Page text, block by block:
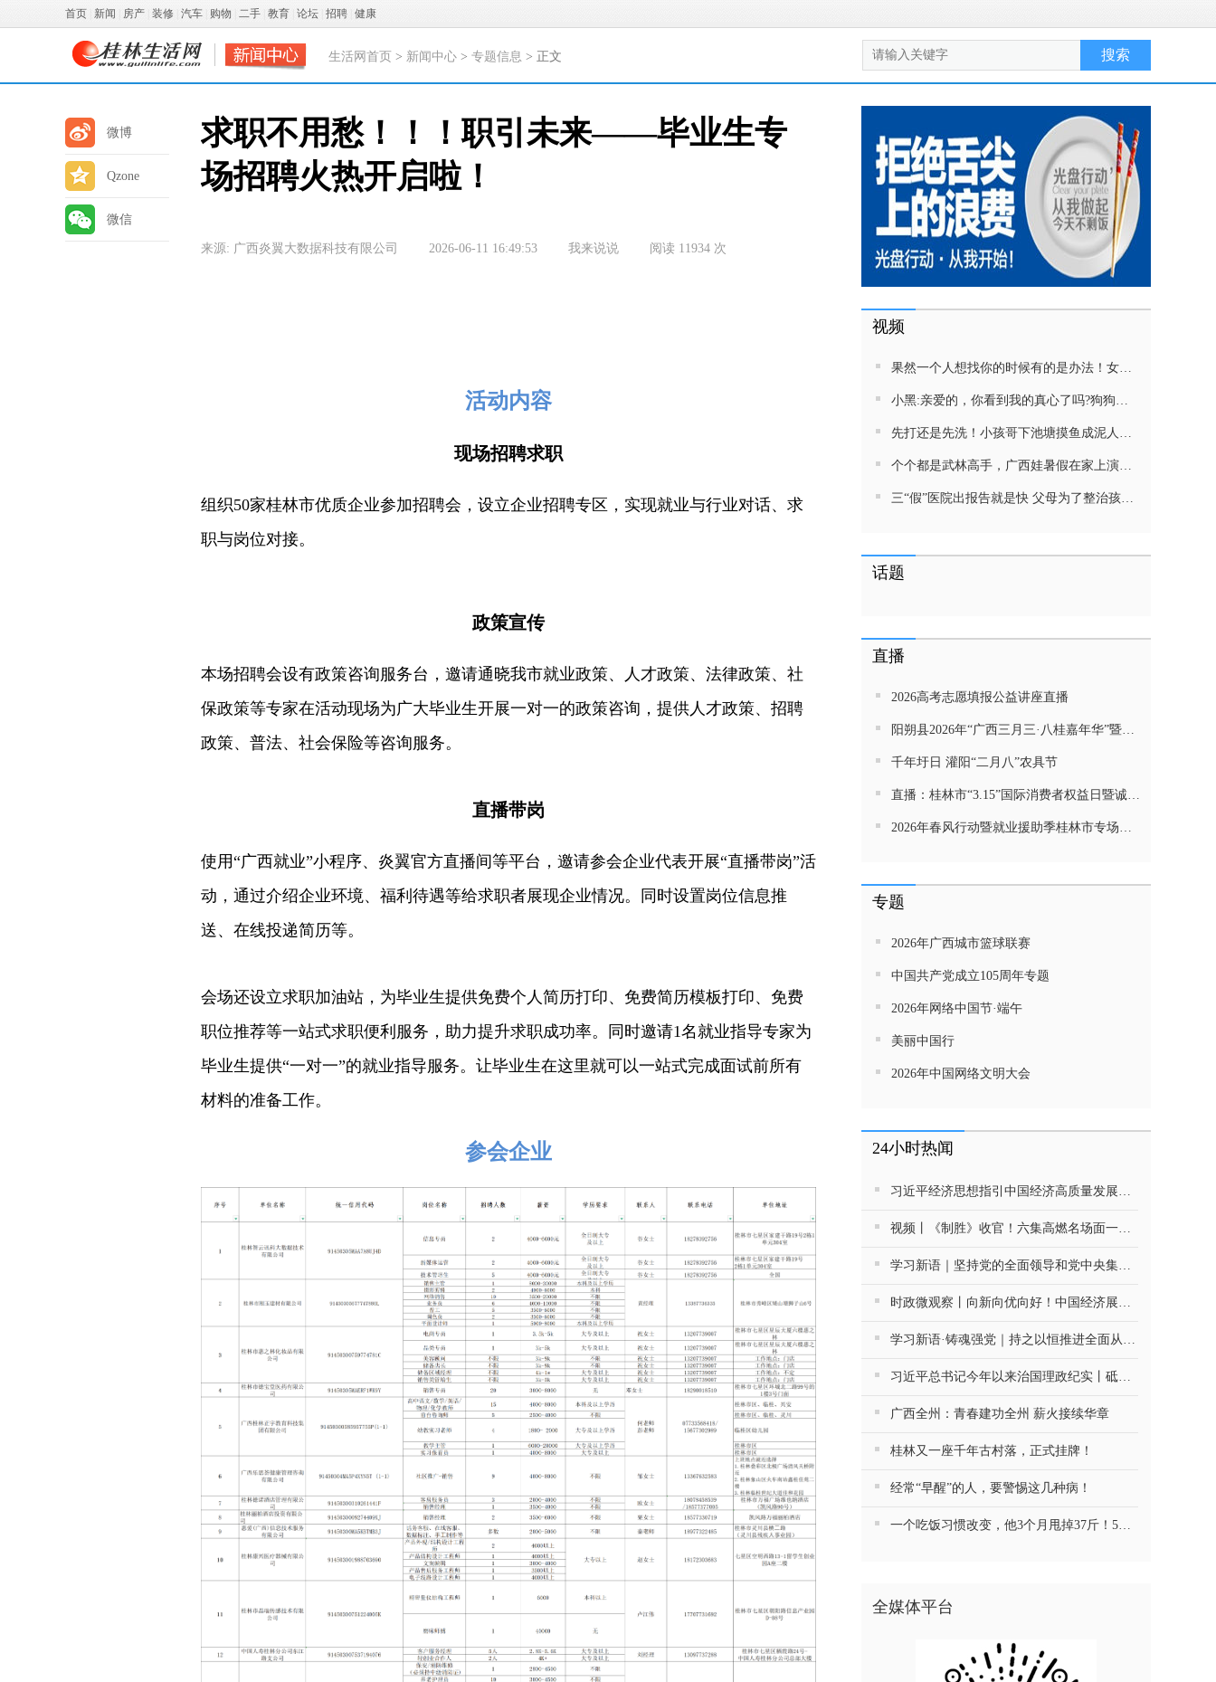
首页 新闻 房产 装修 汽车 购物 二手 教育 论坛 招聘 健康
生活网首页 > 新闻中心 > 专题信息 > 正文
微博
Qzone
微信
求职不用愁！！！职引未来——毕业生专
场招聘火热开启啦！
来源: 广西炎翼大数据科技有限公司 2026-06-11 16:49:53 我来说说 阅读 11934 次
活动内容
现场招聘求职
组织50家桂林市优质企业参加招聘会，设立企业招聘专区，实现就业与行业对话、求
职与岗位对接。
政策宣传
本场招聘会设有政策咨询服务台，邀请通晓我市就业政策、人才政策、法律政策、社
保政策等专家在活动现场为广大毕业生开展一对一的政策咨询，提供人才政策、招聘
政策、普法、社会保险等咨询服务。
直播带岗
使用“广西就业”小程序、炎翼官方直播间等平台，邀请参会企业代表开展“直播带岗”活
动，通过介绍企业环境、福利待遇等给求职者展现企业情况。同时设置岗位信息推
送、在线投递简历等。
会场还设立求职加油站，为毕业生提供免费个人简历打印、免费简历模板打印、免费
职位推荐等一站式求职便利服务，助力提升求职成功率。同时邀请1名就业指导专家为
毕业生提供“一对一”的就业指导服务。让毕业生在这里就可以一站式完成面试前所有
材料的准备工作。
参会企业
视频
果然一个人想找你的时候有的是办法！女生吵架将男友拉黑，结果男友给家里狗打电话了！汪：吵死了，一会就去把号码注销
小黑:亲爱的，你看到我的真心了吗?狗狗雨中等好朋狗不愿离去，网友:确实搞笑，黄黄都有男朋友，你却没有
先打还是先洗！小孩哥下池塘摸鱼成泥人！网友：这才是童年该有的样子，好怀念
个个都是武林高手，广西娃暑假在家上演武侠片，80后90后:以前我们也这样玩
三“假”医院出报告就是快 父母为了整治孩子少吃零食想尽了办法 网友：“又有”笑死我了
话题
直播
2026高考志愿填报公益讲座直播
阳朔县2026年“广西三月三·八桂嘉年华”暨金龙巡游活动直播
千年圩日 灌阳“二月八”农具节
直播：桂林市“3.15”国际消费者权益日暨诚信教育主题活动网民面对面活动
2026年春风行动暨就业援助季桂林市专场招聘活动直播带岗
专题
2026年广西城市篮球联赛
中国共产党成立105周年专题
2026年网络中国节·端午
美丽中国行
2026年中国网络文明大会
24小时热闻
习近平经济思想指引中国经济高质量发展行稳致远
视频丨《制胜》收官！六集高燃名场面一次看够
学习新语｜坚持党的全面领导和党中央集中统一领导
时政微观察丨向新向优向好！中国经济展现强大韧性和活力
学习新语·铸魂强党｜持之以恒推进全面从严治党
习近平总书记今年以来治国理政纪实丨砥砺初心使命 把党建设得更加坚强有力
广西全州：青春建功全州 薪火接续华章
桂林又一座千年古村落，正式挂牌！
经常“早醒”的人，要警惕这几种病！
一个吃饭习惯改变，他3个月甩掉37斤！5种慢病药停了4种
全媒体平台